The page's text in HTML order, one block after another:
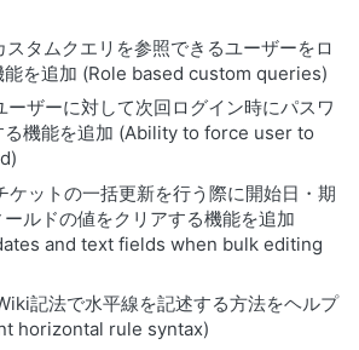
スタムクエリを参照できるユーザーをロ
能を追加 (Role based custom queries)
ーザーに対して次回ログイン時にパスワ
る機能を追加 (Ability to force user to
ケットの一括更新を行う際に開始日・期
ルドの値をクリアする機能を追加
and text fields when bulk editing
記法で水平線を記述する方法をヘルプ
horizontal rule syntax)